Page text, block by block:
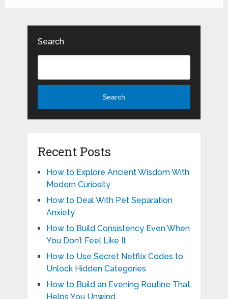
Search
Search
Recent Posts
How to Explore Ancient Wisdom With
Modern Curiosity
How to Deal With Pet Separation
Anxiety
How to Build Consistency Even When
You Don’t Feel Like It
How to Use Secret Netflix Codes to
Unlock Hidden Categories
How to Build an Evening Routine That
Helps You Unwind